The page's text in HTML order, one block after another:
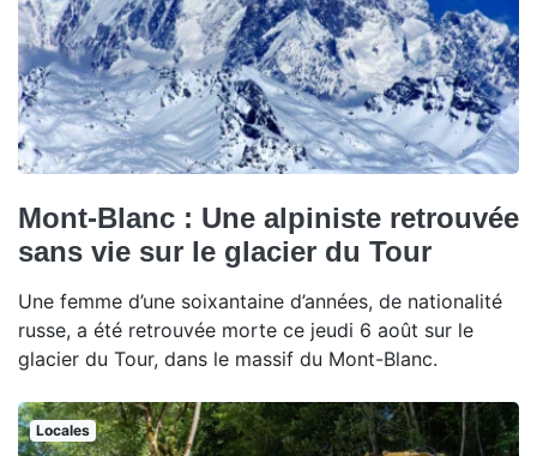
Mont-Blanc : Une alpiniste retrouvée
sans vie sur le glacier du Tour
Une femme d’une soixantaine d’années, de nationalité
russe, a été retrouvée morte ce jeudi 6 août sur le
glacier du Tour, dans le massif du Mont-Blanc.
Locales